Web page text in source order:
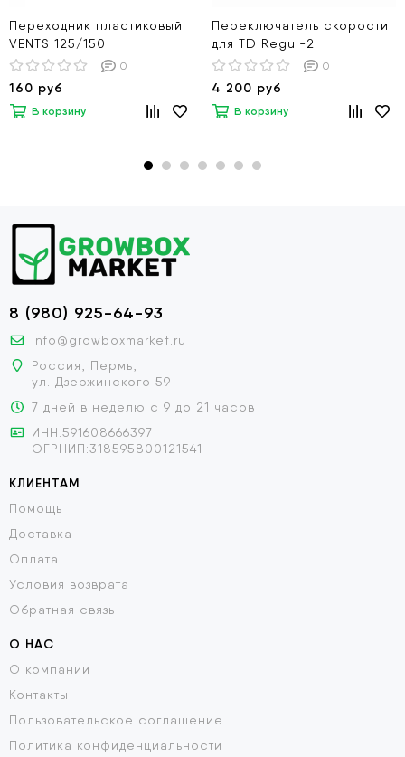
Переходник пластиковый
VENTS 125/150
0
160 руб
В корзину
Переключатель скорости
для TD Regul-2
0
4 200 руб
В корзину
8 (980) 925-64-93
info@growboxmarket.ru
Россия, Пермь,
ул. Дзержинского 59
7 дней в неделю с 9 до 21 часов
ИНН:591608666397
ОГРНИП:318595800121541
КЛИЕНТАМ
Помощь
Доставка
Оплата
Условия возврата
Обратная связь
О НАС
О компании
Контакты
Пользовательское соглашение
Политика конфиденциальности